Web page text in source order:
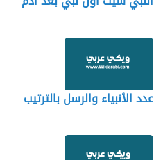
عدد الأنبياء والرسل بالترتيب